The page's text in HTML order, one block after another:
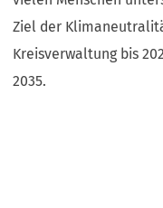
Ziel der
Kreisverwaltung bis
2035.